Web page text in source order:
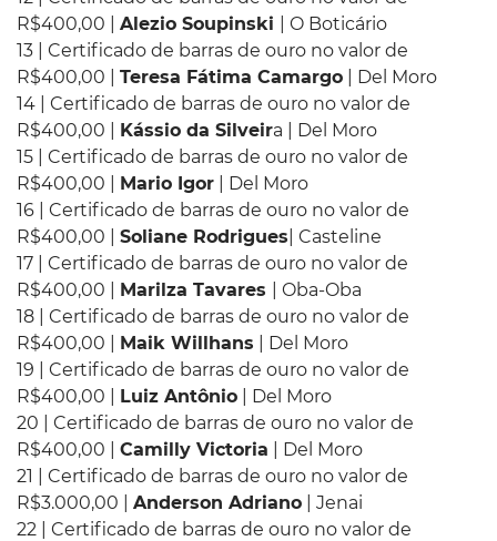
R$400,00 | Alezio Soupinski
| O Boticário
13 | Certificado de barras de ouro no valor de
R$400,00 | Teresa Fátima Camargo | Del Moro
14 | Certificado de barras de ouro no valor de
R$400,00 | Kássio da Silveira | Del Moro
15 | Certificado de barras de ouro no valor de
R$400,00 | Mario Igor | Del Moro
16 | Certificado de barras de ouro no valor de
R$400,00 | Soliane Rodrigues | Casteline
17 | Certificado de barras de ouro no valor de
R$400,00 | Marilza Tavares
| Oba-Oba
18 | Certificado de barras de ouro no valor de
R$400,00 | Maik Willhans | Del Moro
19 | Certificado de barras de ouro no valor de
R$400,00 | Luiz Antônio | Del Moro
20 | Certificado de barras de ouro no valor de
R$400,00 | Camilly Victoria | Del Moro
21 | Certificado de barras de ouro no valor de
R$3.000,00 | Anderson Adriano | Jenai
22 | Certificado de barras de ouro no valor de